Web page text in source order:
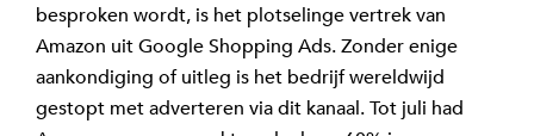
besproken wordt, is het plotselinge vertrek van
Amazon uit Google Shopping Ads. Zonder enige
aankondiging of uitleg is het bedrijf wereldwijd
gestopt met adverteren via dit kanaal. Tot juli had